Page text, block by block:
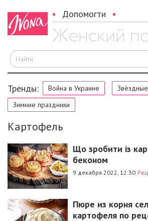
Допомогти
Тренды: Война в Украине
Зимние праздники
Картофель
Що зробити із
беконом
9 декабря 2022, 12:30
Пюре из корня
картофеля по